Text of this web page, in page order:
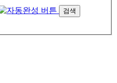
검색